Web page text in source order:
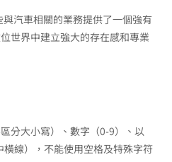
汽車相關的業務提供了一個強有
世界中建立強大的存在感和專業
分大小寫）、數字（0-9）、以
線），不能使用空格及特殊字符